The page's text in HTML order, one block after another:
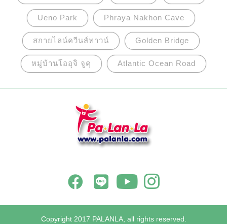
Ueno Park Phraya Nakhon Cave
สกายไลน์ควีนส์ทาวน์ Golden Bridge
หมู่บ้านโออุจิ จูคุ Atlantic Ocean Road
Copyright 2017 PALANLA, all rights reserved.